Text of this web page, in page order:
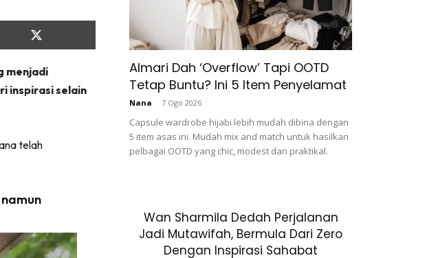
Share
on
(Twitter)
menjadi
inspirasi selain
telah
Almari Dah ‘Overflow’ Tapi OOTD
Tetap Buntu? Ini 5 Item Penyelamat
Nana - 7 Ogo 2026
Capsule wardrobe hijabi lebih mudah dibina dengan
5 item asas ini. Mudah mix and match untuk hasilkan
pelbagai OOTD yang chic, modest dan praktikal.
Wan Sharmila Dedah Perjalanan
Jadi Mutawifah, Bermula Dari Zero
Dengan Inspirasi Sahabat